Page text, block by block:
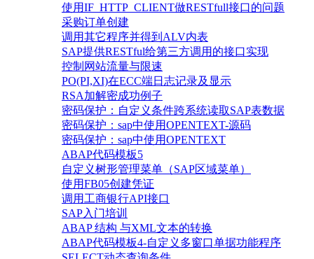
使用IF_HTTP_CLIENT做RESTfull接口的问题
采购订单创建
调用其它程序并得到ALV内表
SAP提供RESTful给第三方调用的接口实现
控制网站流量与限速
PO(PI,XI)在ECC端日志记录及显示
RSA加解密成功例子
密码保护：自定义条件跨系统读取SAP表数据
密码保护：sap中使用OPENTEXT-源码
密码保护：sap中使用OPENTEXT
ABAP代码模板5
自定义树形管理菜单（SAP区域菜单）
使用FB05创建凭证
调用工商银行API接口
SAP入门培训
ABAP 结构 与XML文本的转换
ABAP代码模板4-自定义多窗口单据功能程序